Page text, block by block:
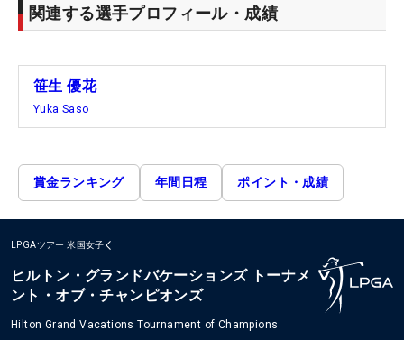
関連する選手プロフィール・成績
笹生 優花
Yuka Saso
賞金ランキング 年間日程 ポイント・成績
LPGAツアー 米国女子
ヒルトン・グランドバケーションズ トーナメ
ント・オブ・チャンピオンズ
Hilton Grand Vacations Tournament of Champions